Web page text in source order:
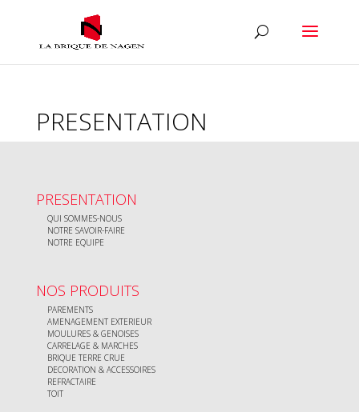
PRESENTATION
PRESENTATION
QUI SOMMES-NOUS
NOTRE SAVOIR-FAIRE
NOTRE EQUIPE
NOS PRODUITS
PAREMENTS
AMENAGEMENT EXTERIEUR
MOULURES & GENOISES
CARRELAGE & MARCHES
BRIQUE TERRE CRUE
DECORATION & ACCESSOIRES
REFRACTAIRE
TOIT